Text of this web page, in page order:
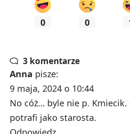
0 0
3 komentarze
Anna pisze:
9 maja, 2024 o 10:44
No cóż… byle nie p. Kmiecik.
potrafi jako starosta.